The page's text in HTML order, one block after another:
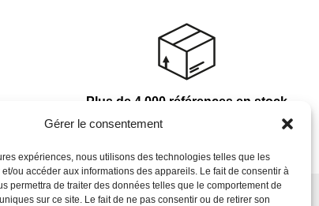
Gérer le consentement
expériences, nous utilisons des technologies telles que les
ou accéder aux informations des appareils. Le fait de consentir à
permettra de traiter des données telles que le comportement de
sur ce site. Le fait de ne pas consentir ou de retirer son
Plus de 4 000 références en stock